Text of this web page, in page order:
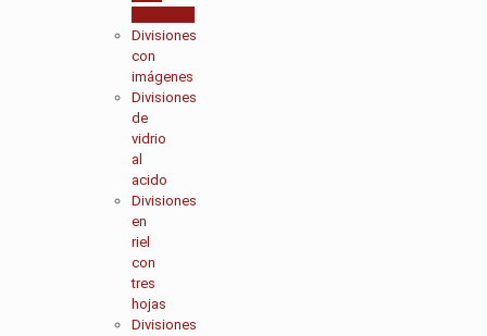
Divisiones
con
imágenes
Divisiones
de
vidrio
al
acido
Divisiones
en
riel
con
tres
hojas
Divisiones